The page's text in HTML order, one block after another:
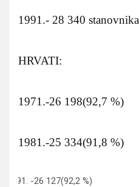
1991.- 28 340 stanovnika
HRVATI:
1971.-26 198(92,7 %)
1981.-25 334(91,8 %)
-26 127(92,2 %)